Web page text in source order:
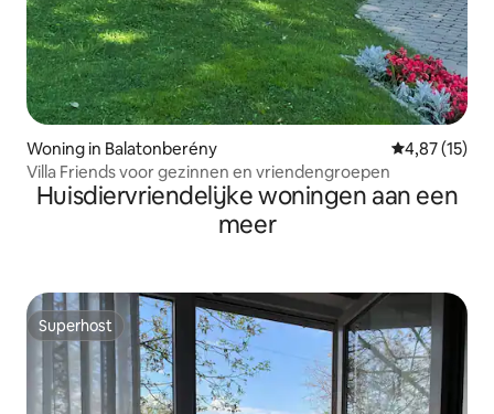
Woning in Balatonberény Gemiddelde
4,87 (15)
Villa Friends voor gezinnen en vriendengroepen
Huisdiervriendelijke woningen aan een
meer
Superhost
Superhost